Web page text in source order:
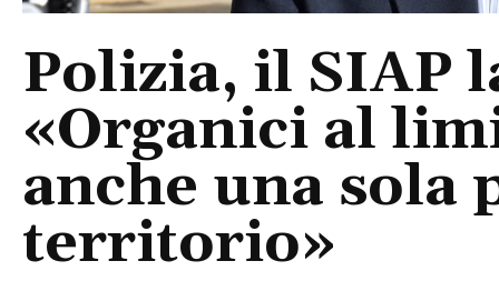
Polizia, il SIAP
«Organici al
anche una sola
territorio»